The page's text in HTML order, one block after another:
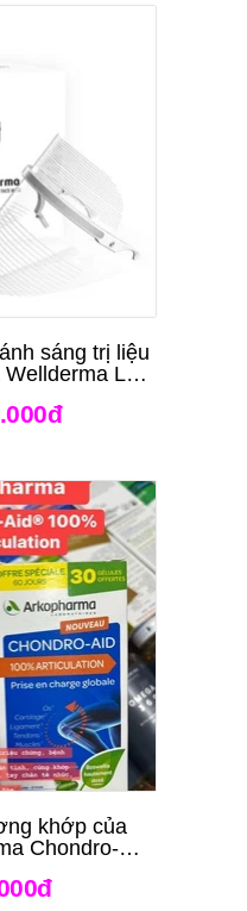
sáng trị liệu
Led
khớp của
Chondro-Aid